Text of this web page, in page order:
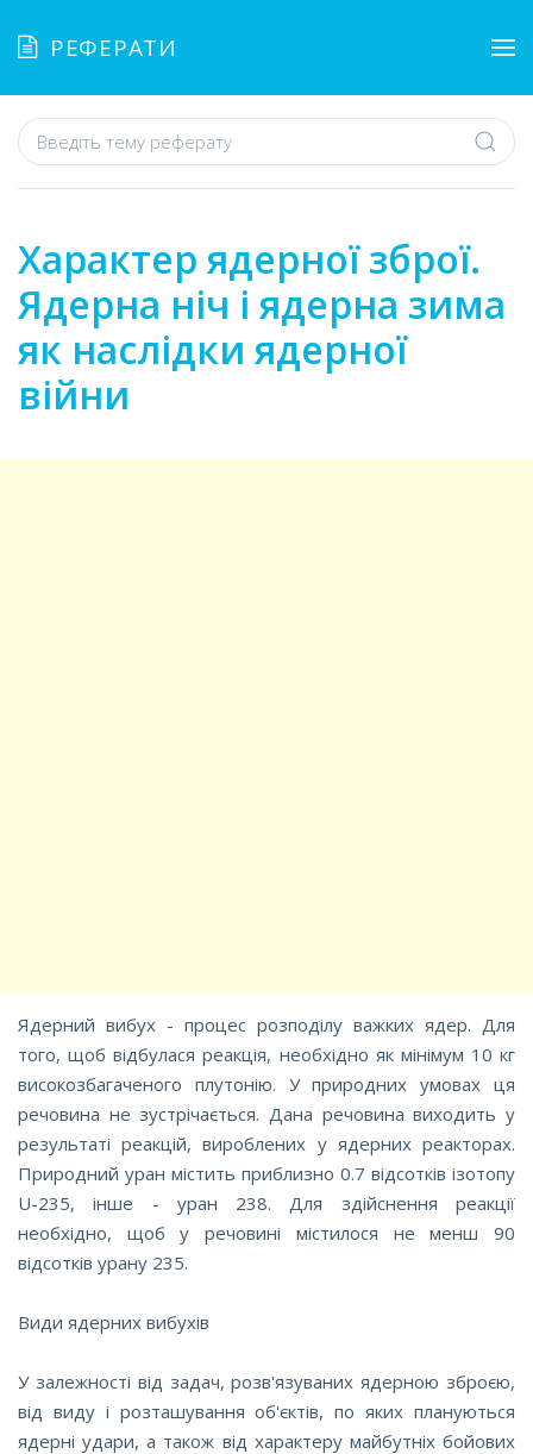
РЕФЕРАТИ
Характер ядерної зброї.
Ядерна ніч і ядерна зима
як наслідки ядерної
війни
Ядерний вибух - процес розподілу важких ядер. Для
того, щоб відбулася реакція, необхідно як мінімум 10 кг
високозбагаченого плутонію. У природних умовах ця
речовина не зустрічається. Дана речовина виходить у
результаті реакцій, вироблених у ядерних реакторах.
Природний уран містить приблизно 0.7 відсотків ізотопу
U-235, інше - уран 238. Для здійснення реакції
необхідно, щоб у речовині містилося не менш 90
відсотків урану 235.
Види ядерних вибухів
У залежності від задач, розв'язуваних ядерною зброєю,
від виду і розташування об'єктів, по яких плануються
ядерні удари, а також від характеру майбутніх бойових